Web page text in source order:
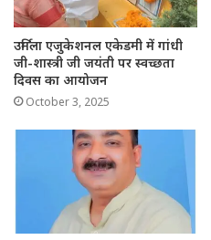
उर्मिला एजुकेशनल एकेडमी में गांधी
जी-शास्त्री जी जयंती पर स्वच्छता
दिवस का आयोजन
October 3, 2025